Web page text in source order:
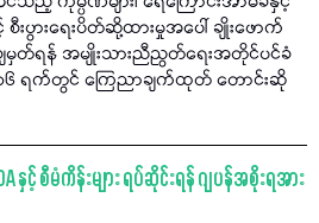
စီးပွားရေးပိတ်ဆို့ထားမှုအပေါ် ချိုးဖောက်
တ်ရန် အမျိုးသားညီညွတ်ရေးအတိုင်ပင်ခံ
၆ ရက်တွင် ကြေညာချက်ထုတ် တောင်းဆို
င့် စီမံကိန်းများ ရပ်ဆိုင်းရန် ဂျပန်အစိုးရအား